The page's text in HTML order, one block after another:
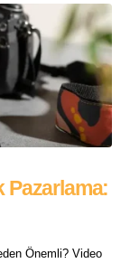
Pazarlama:
Önemli? Video